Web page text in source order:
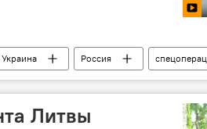
Украина Россия
Литвы